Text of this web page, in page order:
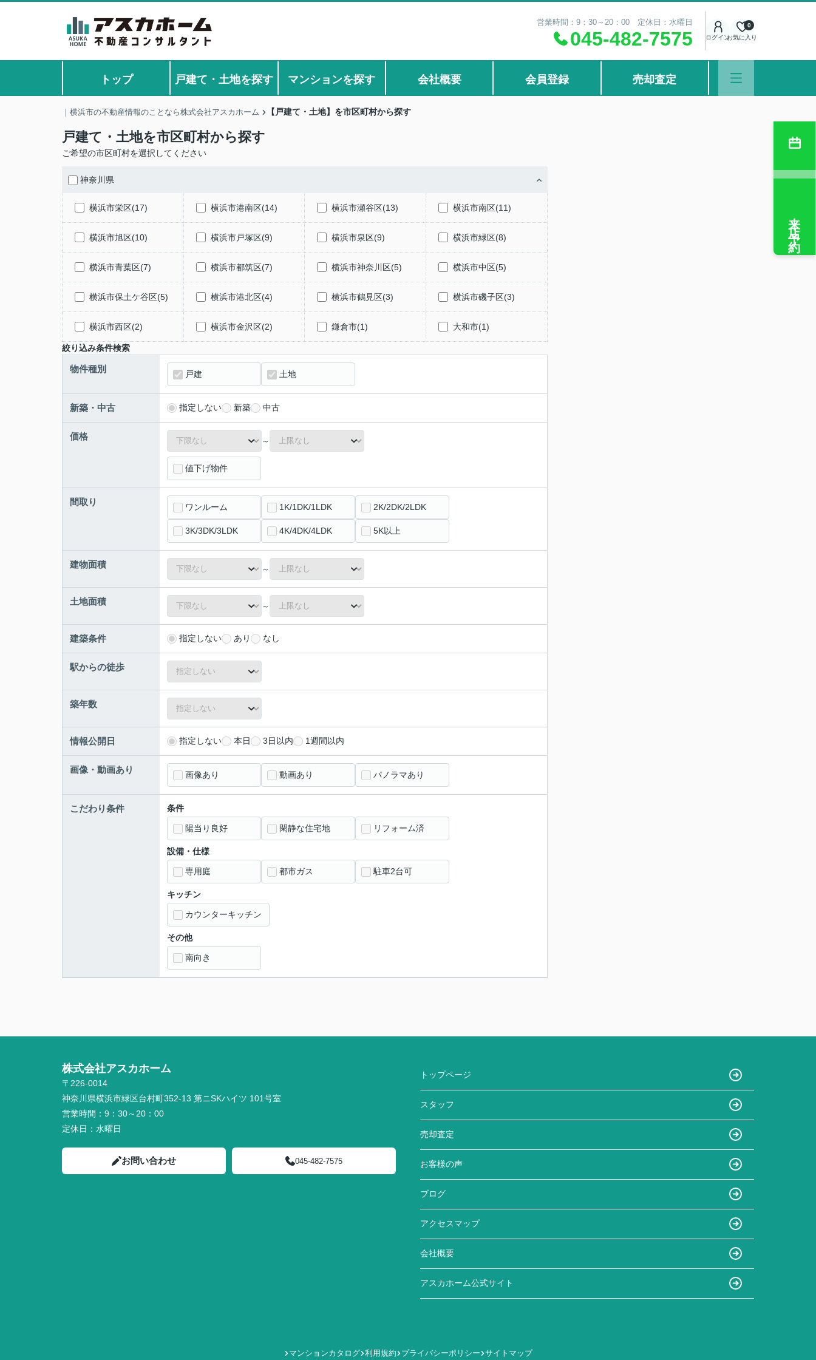
営業時間：9：30～20：00 定休日：水曜日
045-482-7575 ログインお気に入り
0
トップ 戸建て・土地を探す マンションを探す 会社概要 会員登録 売却査定
｜横浜市の不動産情報のことなら株式会社アスカホーム 【戸建て・土地】を市区町村から探す
戸建て・土地を市区町村から探す
ご希望の市区町村を選択してください
神奈川県
横浜市栄区(17) 横浜市港南区(14) 横浜市瀬谷区(13) 横浜市南区(11)
横浜市旭区(10) 横浜市戸塚区(9) 横浜市泉区(9) 横浜市緑区(8)
横浜市青葉区(7) 横浜市都筑区(7) 横浜市神奈川区(5) 横浜市中区(5)
横浜市保土ケ谷区(5) 横浜市港北区(4) 横浜市鶴見区(3) 横浜市磯子区(3)
横浜市西区(2) 横浜市金沢区(2) 鎌倉市(1) 大和市(1)
絞り込み条件検索
物件種別 戸建 土地
新築・中古 指定しない 新築 中古
価格 ～
値下げ物件
間取り ワンルーム 1K/1DK/1LDK 2K/2DK/2LDK
3K/3DK/3LDK 4K/4DK/4LDK 5K以上
建物面積 ～
土地面積 ～
建築条件 指定しない あり なし
駅からの徒歩
築年数
情報公開日 指定しない 本日 3日以内 1週間以内
画像・動画あり 画像あり 動画あり パノラマあり
こだわり条件 条件
陽当り良好 閑静な住宅地 リフォーム済
設備・仕様
専用庭 都市ガス 駐車2台可
キッチン
カウンターキッチン
その他
南向き
来店予約
株式会社アスカホーム
〒226-0014
神奈川県横浜市緑区台村町352-13 第ニSKハイツ 101号室
営業時間： 9：30～20：00
定休日： 水曜日
お問い合わせ 045-482-7575
トップページ
スタッフ
売却査定
お客様の声
ブログ
アクセスマップ
会社概要
アスカホーム公式サイト
マンションカタログ 利用規約 プライバシーポリシー サイトマップ